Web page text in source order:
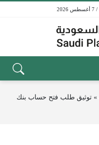
» توثيق طلب فتح حساب بنك